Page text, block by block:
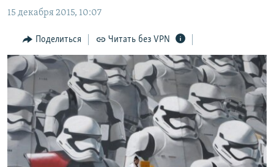
главной
навигации
Вернутся
поиску
11 ЛЕТ ОККУПАЦИИ КРЫМА. 11 ИСТОРИЙ СОПРОТИВЛЕНИЯ
ЕЩЕ
ИНТЕРАКТИВ
ИНФОГРАФИКА
ТЕЛЕПРОЕКТ КРЫМ.РЕАЛИИ
СОВЕТЫ ПРАВОЗАЩИТНИКОВ
ПРОПАВШИЕ БЕЗ ВЕСТИ
ПОБЕДИТЕЛЕЙ НЕ СУДЯТ?
РАДІО СВОБОДА
КАК ОБОЙТИ БЛОКИРОВКУ
Українською
Qırımtatar
ПРИСОЕДИНЯЙТЕСЬ!
15 декабря 2015, 10:07
Поделиться Читать без VPN